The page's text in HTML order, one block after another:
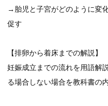
→胎児と子宮がどのように変
促す
【排卵から着床までの解説】
妊娠成立までの流れを用語解
る場合しない場合を教科書の